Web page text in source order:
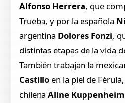
Alfonso Herrera, que
Trueba, y por la española
argentina Dolores Fonzi,
distintas etapas de la vida
También trabajan la
Castillo en la piel de
chilenaAline Kuppenheim